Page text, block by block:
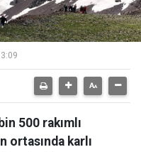
500 rakımlı
ortasında karlı